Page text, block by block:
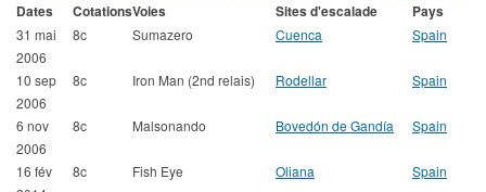
Dates CotationsVoies Sites d'escalade Pays
31 mai
2006
8c Sumazero Cuenca Spain
10 sep
2006
8c Iron Man (2nd relais) Rodellar Spain
6 nov
2006
8c Malsonando Bovedón de Gandía Spain
16 fév
8c Fish Eye Oliana Spain